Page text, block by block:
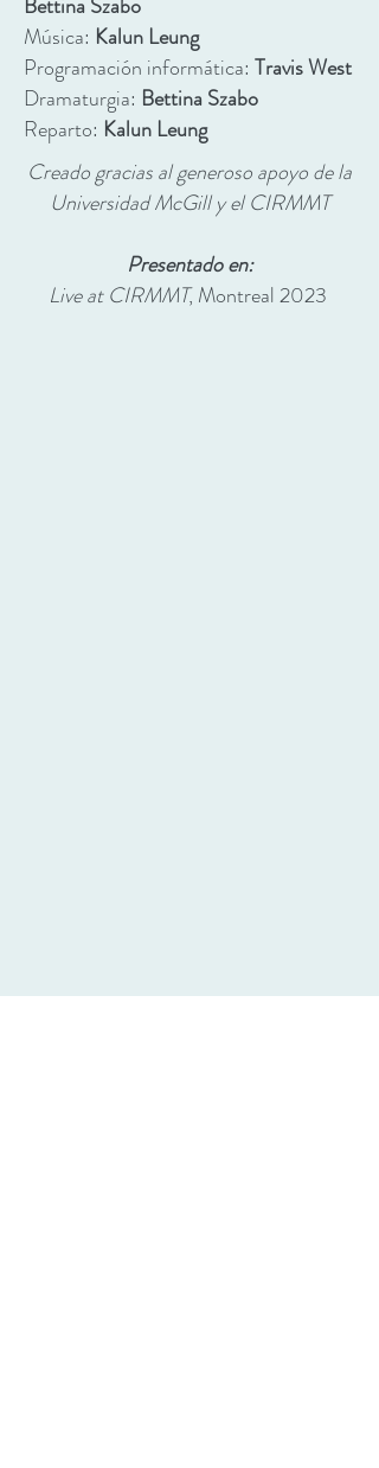
Música: Kalun Leung
Programación informática: Travis West
Dramaturgia: Bettina Szabo
Reparto: Kalun Leung
Creado gracias al generoso apoyo de la
Universidad McGill y el CIRMMT
Presentado en:
Live at CIRMMT, Montreal 2023